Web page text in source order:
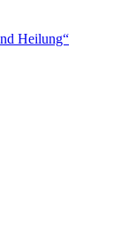
Heilung“